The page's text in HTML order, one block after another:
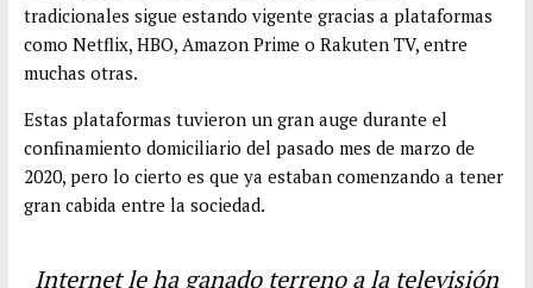
tradicionales sigue estando vigente gracias a plataformas
como Netflix, HBO, Amazon Prime o Rakuten TV, entre
muchas otras.
Estas plataformas tuvieron un gran auge durante el
confinamiento domiciliario del pasado mes de marzo de
2020, pero lo cierto es que ya estaban comenzando a tener
gran cabida entre la sociedad.
Internet le ha ganado terreno a la televisión